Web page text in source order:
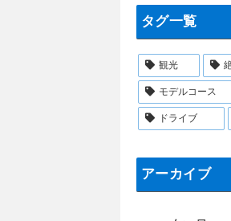
タグ一覧
観光
モデルコース
ドライブ
アーカイブ